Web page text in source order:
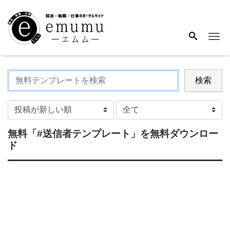
検索
無料「#送信者テンプレート」 を無料ダウンロー
ド